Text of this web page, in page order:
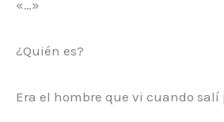
«…»
¿Quién es?
Era el hombre que vi cuando salí